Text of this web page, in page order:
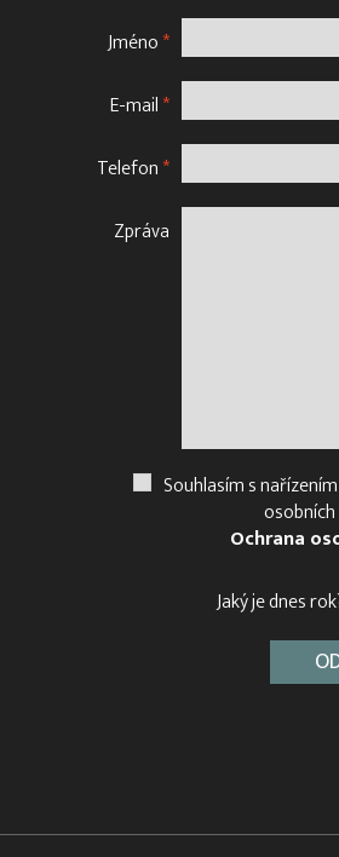
Jméno*
E-mail*
Telefon*
Zpráva
Souhlasím s
osobních
Ochrana
Jaký je dnes